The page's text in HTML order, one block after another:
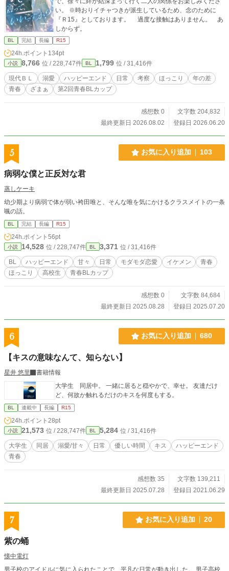
い。 ※時おりイチャつきが派生しているため、念のために
『Ｒ15』としております。 過度な接触はありません。 あ
しからず。
BL 完結 長編 R15
24h.ポイント 134pt
小説 8,766 位 / 228,747件 BL 1,799 位 / 31,416件
現代ＢＬ 溺愛 ハッピーエンド 日常 考察 ほっこり
年の差
青春
ざまぁ 第2回青春BLカップ
感想数 0
文字数 204,832
最終更新日 2026.08.02
登録日 2026.06.20
5 お気に入り追加 103
病弱な僕と正反対な君
蒸しケーキ
幼少期より病弱で体が弱い袴田唯と、そんな唯を気にかけるクラスメイトの一条
颯の話。
BL 完結 長編 R15
24h.ポイント 56pt
小説 14,528 位 / 228,747件 BL 3,371 位 / 31,416件
BL ハッピーエンド 甘々 日常 モダモダ恋愛 イケメン
青春
ほっこり
高校生 青春BLカップ​
感想数 0
文字数 84,684
最終更新日 2025.08.28
登録日 2025.07.20
6 お気に入り追加 680
【キスの意味なんて、知らない】
星井 悠里
書籍情報
大学生 同居中。 一緒に居ると穏やかで、幸せ。 友達だけ
ど、何故か触れるだけのキスを何度もする。
BL 連載中 長編 R15
24h.ポイント 28pt
小説 21,573 位 / 228,747件 BL 5,284 位 / 31,416件
大学生 同居 溺愛/甘々 日常 優しい時間 キス
ハッピーエンド
青春
感想数 35
文字数 139,211
最終更新日 2025.07.28
登録日 2021.06.29
7 お気に入り追加 20
紫の蛹
懐中電灯
男子校のアイドルに気に入られたことで、平凡な日常が動き出した。 男子高校